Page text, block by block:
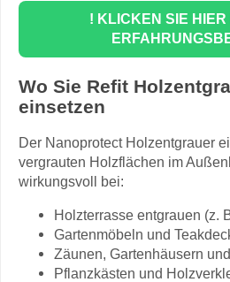
! KLICKEN SIE HIER
Wo Sie Refit
einsetzen
Der Nanoprotect Holzentgrauer
vergrauten Holzflächen im
wirkungsvoll bei:
Holzterrasse entgrauen (z.
Gartenmöbeln und
Zäunen, Gartenhäusern
Pflanzkästen und